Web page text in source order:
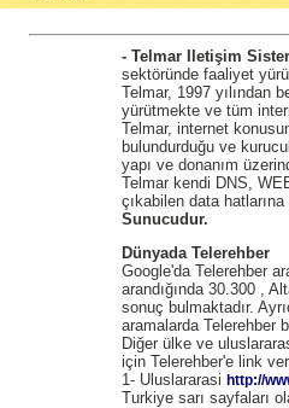
- Telmar Iletişim
sektöründe faaliyet
Telmar, 1997 yılından
yürütmekte ve tüm
Telmar, internet
bulundurduğu ve
yapı ve donanım
Telmar kendi DNS,
çıkabilen data
Sunucudur.
Dünyada Telerehber
Google'da Telerehber
arandığında 30.300 ,
sonuç bulmaktadır.
aramalarda Telerehber
Diğer ülke ve
için Telerehber'e link
1- Uluslararasi http://
Turkiye sarı sayfaları